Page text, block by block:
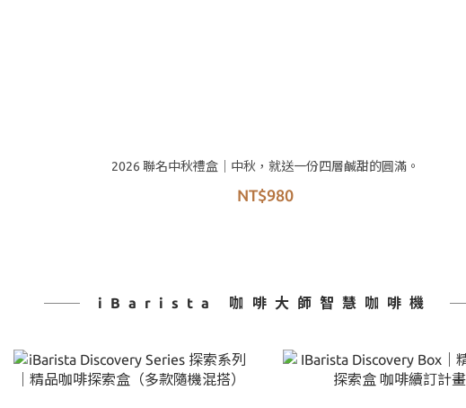
2026 聯名中秋禮盒｜中秋，就送一份四層鹹甜的圓滿。
NT$980
iBarista 咖啡大師智慧咖啡機